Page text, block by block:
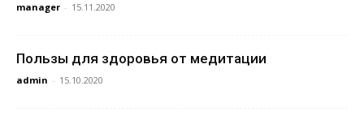
manager - 15.11.2020
Пользы для здоровья от медитации
admin - 15.10.2020